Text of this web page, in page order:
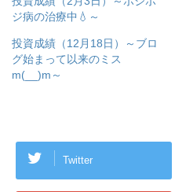
ジ病の治療中💧～
投資成績（12月18日）～ブロ
グ始まって以来のミス
m(__)m～
Twitter